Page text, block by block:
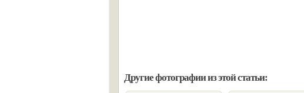
Другие фотографии из этой статьи: